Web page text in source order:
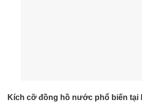
Kích cỡ đồng hồ nước phổ biến tại